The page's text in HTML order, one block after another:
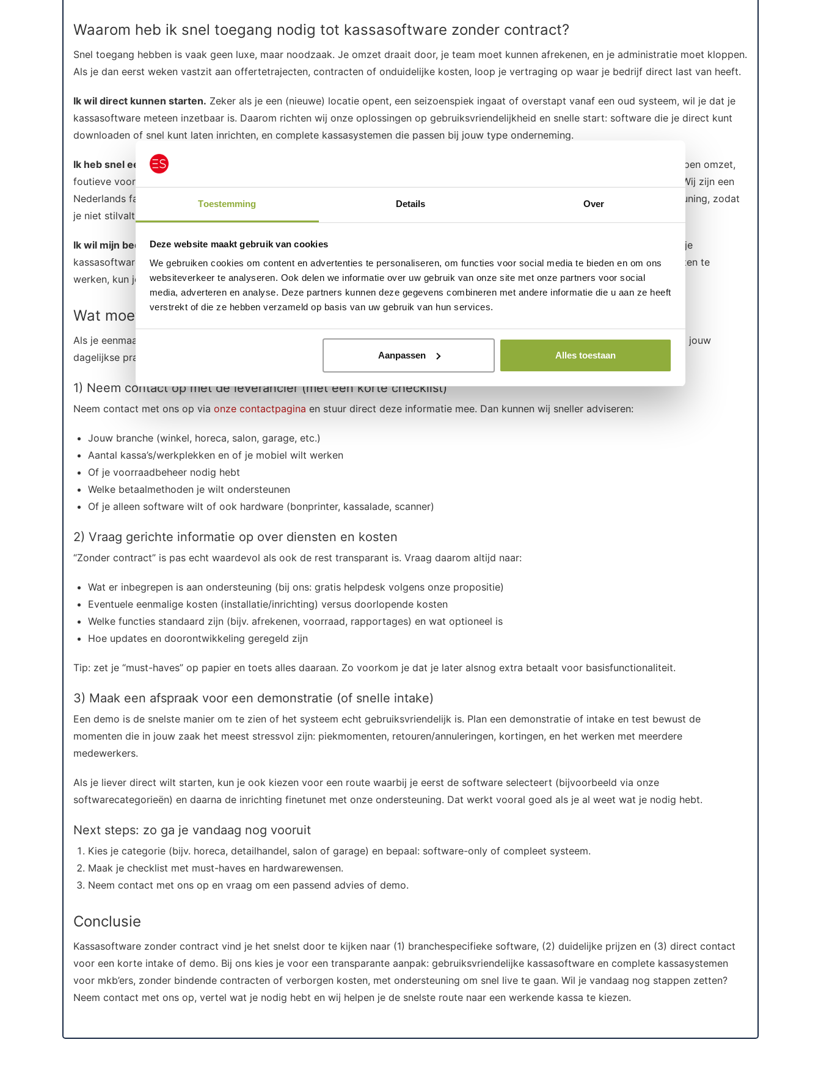
Toestemming Details Over
Deze website maakt gebruik van cookies
We gebruiken cookies om content en advertenties te personaliseren, om functies voor social media te bieden en om ons
websiteverkeer te analyseren. Ook delen we informatie over uw gebruik van onze site met onze partners voor social
media, adverteren en analyse. Deze partners kunnen deze gegevens combineren met andere informatie die u aan ze heeft
verstrekt of die ze hebben verzameld op basis van uw gebruik van hun services.
Aanpassen Alles toestaan
Waarom heb ik snel toegang nodig tot kassasoftware zonder contract?
Snel toegang hebben is vaak geen luxe, maar noodzaak. Je omzet draait door, je team moet kunnen afrekenen, en je administratie moet kloppen.
Als je dan eerst weken vastzit aan offertetrajecten, contracten of onduidelijke kosten, loop je vertraging op waar je bedrijf direct last van heeft.
Ik wil direct kunnen starten. Zeker als je een (nieuwe) locatie opent, een seizoenspiek ingaat of overstapt vanaf een oud systeem, wil je dat je
kassasoftware meteen inzetbaar is. Daarom richten wij onze oplossingen op gebruiksvriendelijkheid en snelle start: software die je direct kunt
downloaden of snel kunt laten inrichten, en complete kassasystemen die passen bij jouw type onderneming.
Ik heb snel een oplossing nodig voor mijn probleem.
Problemen met een kassa zijn bijna altijd “nu-problemen”: wachtrijen, misgelopen omzet,
foutieve voorraad of gedoe met betalingen. Dan wil je geen grote, afstandelijke aanbieder waar je in een ticket-systeem verdwijnt. Wij zijn een
Nederlands familiebedrijf (sinds 2006) en houden de communicatie persoonlijk en direct. Je krijgt bij ons ook toegang tot ondersteuning, zodat
je niet stilvalt.
Ik wil mijn bedrijf snel uitbreiden.Groei betekent vaak: extra werkplek, nieuwe medewerker, meer producten, meer transacties. Als je
kassasoftware je afremt door contractvoorwaarden of beperkingen, vertraag je je eigen uitbreiding. Door zonder bindende contracten te
werken, kun je makkelijker schakelen en je setup laten meegroeien met je onderneming.
Wat moet ik doen nadat ik kassasoftware zonder contract heb gevonden?
Als je eenmaal een leverancier hebt gevonden die zonder contract werkt, is de volgende stap: zeker weten dat het ook écht past bij jouw
dagelijkse praktijk. Gebruik onderstaand stappenplan om in één keer de juiste vragen te stellen en snel live te gaan.
1) Neem contact op met de leverancier (met een korte checklist)
Neem contact met ons op via onze contactpagina en stuur direct deze informatie mee. Dan kunnen wij sneller adviseren:
Jouw branche (winkel, horeca, salon, garage, etc.)
Aantal kassa’s/werkplekken en of je mobiel wilt werken
Of je voorraadbeheer nodig hebt
Welke betaalmethoden je wilt ondersteunen
Of je alleen software wilt of ook hardware (bonprinter, kassalade, scanner)
2) Vraag gerichte informatie op over diensten en kosten
“Zonder contract” is pas echt waardevol als ook de rest transparant is. Vraag daarom altijd naar:
Wat er inbegrepen is aan ondersteuning (bij ons: gratis helpdesk volgens onze propositie)
Eventuele eenmalige kosten (installatie/inrichting) versus doorlopende kosten
Welke functies standaard zijn (bijv. afrekenen, voorraad, rapportages) en wat optioneel is
Hoe updates en doorontwikkeling geregeld zijn
Tip: zet je “must-haves” op papier en toets alles daaraan. Zo voorkom je dat je later alsnog extra betaalt voor basisfunctionaliteit.
3) Maak een afspraak voor een demonstratie (of snelle intake)
Een demo is de snelste manier om te zien of het systeem echt gebruiksvriendelijk is. Plan een demonstratie of intake en test bewust de
momenten die in jouw zaak het meest stressvol zijn: piekmomenten, retouren/annuleringen, kortingen, en het werken met meerdere
medewerkers.
Als je liever direct wilt starten, kun je ook kiezen voor een route waarbij je eerst de software selecteert (bijvoorbeeld via onze
softwarecategorieën) en daarna de inrichting finetunet met onze ondersteuning. Dat werkt vooral goed als je al weet wat je nodig hebt.
Next steps: zo ga je vandaag nog vooruit
Kies je categorie (bijv. horeca, detailhandel, salon of garage) en bepaal: software-only of compleet systeem.
Maak je checklist met must-haves en hardwarewensen.
Neem contact met ons op en vraag om een passend advies of demo.
Conclusie
Kassasoftware zonder contract vind je het snelst door te kijken naar (1) branchespecifieke software, (2) duidelijke prijzen en (3) direct contact
voor een korte intake of demo. Bij ons kies je voor een transparante aanpak: gebruiksvriendelijke kassasoftware en complete kassasystemen
voor mkb’ers, zonder bindende contracten of verborgen kosten, met ondersteuning om snel live te gaan. Wil je vandaag nog stappen zetten?
Neem contact met ons op, vertel wat je nodig hebt en wij helpen je de snelste route naar een werkende kassa te kiezen.